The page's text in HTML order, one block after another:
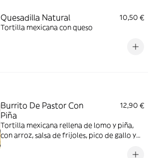
Quesadilla Natural
10,50 €
Tortilla mexicana con queso
Burrito De Pastor Con
Piña
12,90 €
Tortilla mexicana rellena de lomo y piña,
con arroz, salsa de frijoles, pico de gallo y